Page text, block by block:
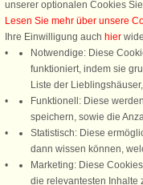
Folgen
unserer optionalen Cookies
Lesen Sie mehr über unsere
Ihre Einwilligung auch hier
Notwendige: Diese
funktioniert, indem sie
Liste der
Funktionell: Diese
speichern, sowie die
Statistisch: Diese
dann wissen können,
Marketing: Diese
die relevantesten Inhalte